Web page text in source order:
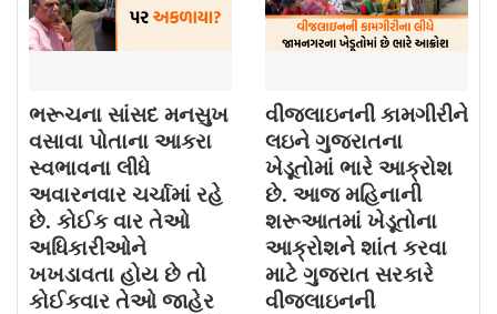
ભરૂચના સાંસદ મનસુખ
વસાવા પોતાના આકરા
સ્વભાવના લીધે
અવારનવાર ચર્ચામાં રહે
છે. કોઈક વાર તેઓ
અધિકારીઓને
ખખડાવતા હોય છે તો
કોઈકવાર તેઓ જાહેર
વીજલાઇનની કામગીરીને
લઇને ગુજરાતના
ખેડૂતોમાં ભારે આક્રોશ
છે. આજ મહિનાની
શરૂઆતમાં ખેડૂતોના
આક્રોશને શાંત કરવા
માટે ગુજરાત સરકારે
વીજલાઇનની